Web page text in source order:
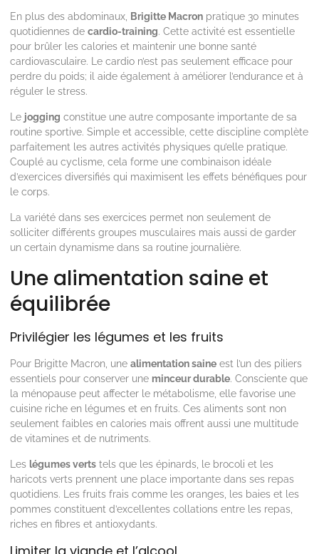
En plus des abdominaux, Brigitte Macron pratique 30 minutes
quotidiennes de cardio-training. Cette activité est essentielle
pour brûler les calories et maintenir une bonne santé
cardiovasculaire. Le cardio n’est pas seulement efficace pour
perdre du poids; il aide également à améliorer l’endurance et à
réguler le stress.
Le jogging constitue une autre composante importante de sa
routine sportive. Simple et accessible, cette discipline complète
parfaitement les autres activités physiques qu’elle pratique.
Couplé au cyclisme, cela forme une combinaison idéale
d’exercices diversifiés qui maximisent les effets bénéfiques pour
le corps.
La variété dans ses exercices permet non seulement de
solliciter différents groupes musculaires mais aussi de garder
un certain dynamisme dans sa routine journalière.
Une alimentation saine et
équilibrée
Privilégier les légumes et les fruits
Pour Brigitte Macron, une alimentation saine est l’un des piliers
essentiels pour conserver une minceur durable. Consciente que
la ménopause peut affecter le métabolisme, elle favorise une
cuisine riche en légumes et en fruits. Ces aliments sont non
seulement faibles en calories mais offrent aussi une multitude
de vitamines et de nutriments.
Les légumes verts tels que les épinards, le brocoli et les
haricots verts prennent une place importante dans ses repas
quotidiens. Les fruits frais comme les oranges, les baies et les
pommes constituent d’excellentes collations entre les repas,
riches en fibres et antioxydants.